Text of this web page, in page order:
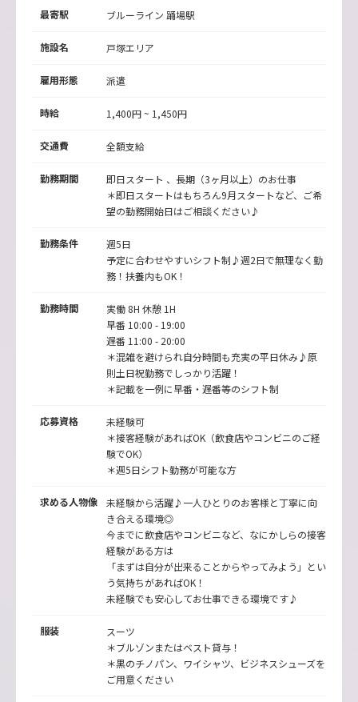
最寄駅 ブルーライン 踊場駅
施設名 戸塚エリア
雇用形態 派遣
時給 1,400円 ~ 1,450円
交通費 全額支給
勤務期間
即日スタート 、長期（3ヶ月以上）のお仕事
＊即日スタートはもちろん9月スタートなど、ご希
望の勤務開始日はご相談ください♪
勤務条件
週5日
予定に合わせやすいシフト制♪週2日で無理なく勤
務！扶養内もOK！
勤務時間
実働 8H 休憩 1H
早番 10:00 - 19:00
遅番 11:00 - 20:00
＊混雑を避けられ自分時間も充実の平日休み♪原
則土日祝勤務でしっかり活躍！
＊記載を一例に早番・遅番等のシフト制
応募資格
未経験可
＊接客経験があればOK（飲食店やコンビニのご経
験でOK）
＊週5日シフト勤務が可能な方
求める人物像
未経験から活躍♪一人ひとりのお客様と丁寧に向
き合える環境◎
今までに飲食店やコンビニなど、なにかしらの接客
経験がある方は
「まずは自分が出来ることからやってみよう」とい
う気持ちがあればOK！
未経験でも安心してお仕事できる環境です♪
服装
スーツ
＊ブルゾンまたはベスト貸与！
＊黒のチノパン、ワイシャツ、ビジネスシューズを
ご用意ください